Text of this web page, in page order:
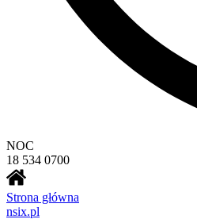
NOC
18 534 0700
Strona główna
nsix.pl